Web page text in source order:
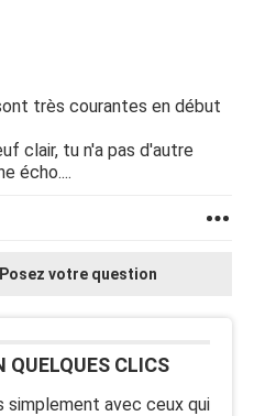
très courantes en début
clair, tu n'a pas d'autre
écho....
Posez votre question
QUELQUES CLICS
simplement avec ceux qui